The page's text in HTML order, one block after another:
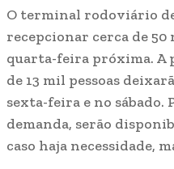
O terminal rodoviário
recepcionar cerca de 50
quarta-feira próxima. A
de 13 mil pessoas
sexta-feira e no sábado.
demanda, serão
caso haja necessidade,